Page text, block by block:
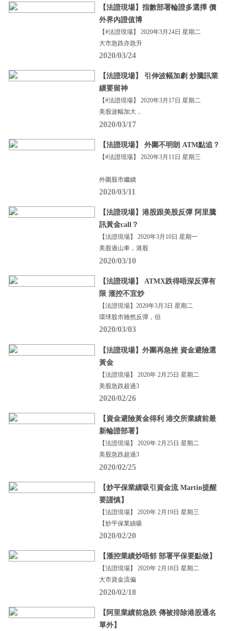
【法證現場】指數部署輪證多選擇 價
外界內證值博
【#法證現場】 2020年3月24日 星期二
大市急跌亦急升
2020/03/24
【法證現場】 引伸波幅加劇 炒騰訊業
績要留神
【#法證現場】 2020年3月17日 星期二
美股波幅加大，
2020/03/17
【法證現場】 外圍不明朗 ATM點追？
【#法證現場】 2020年3月11日 星期三
外圍股市繼續
2020/03/11
【法證現場】港股跟美股反彈 阿里騰
訊黃金call？
【法證現場】 2020年3月10日 星期一
美股過山車，港股
2020/03/10
【法證現場】 ATMX跌得唔深反彈有
限 滙控不宜炒
【法證現場】2020年3月3日 星期二
環球股市雖然反彈，但
2020/03/03
【法證現場】外圍再急挫 資金避險選
黃金
【法證現場】 2020年 2月25日 星期二
美股急跌超過3
2020/02/26
【資金避險黃金得利 港交所業績前最
新輪證部署】
【法證現場】 2020年 2月25日 星期二
美股急跌超過3
2020/02/25
【炒平保業績吸引資金流 Martin提醒
要謹慎】
【法證現場】 2020年 2月19日 星期三
【炒平保業績吸
2020/02/20
【滙控業績炒唔郁 部署平保要點做】
【法證現場】 2020年 2月18日 星期二
大市資金流偏
2020/02/18
【阿里業績前急跌 傳被排除港股通名
單外】